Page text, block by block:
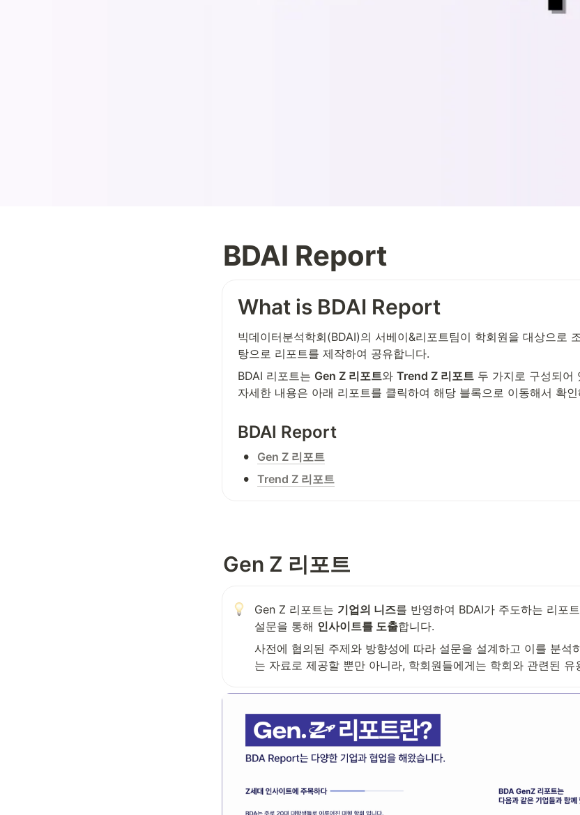
BDAI Report
What is BDAI Report
빅데이터분석학회(BDAI)의 서베이&리포트팀이 학회원을 대상으로
탕으로 리포트를 제작하여 공유합니다.
BDAI 리포트는 Gen Z 리포트와 Trend Z 리포트 두 가지로 구성되어
자세한 내용은 아래 리포트를 클릭하여 해당 블록으로 이동해서 확
BDAI Report
• Gen Z 리포트
• Trend Z 리포트
Gen Z 리포트
Gen Z 리포트는 기업의 니즈를 반영하여 BDAI가 주도하는 리포
설문을 통해 인사이트를 도출합니다.
사전에 협의된 주제와 방향성에 따라 설문을 설계하고 이를 분석
는 자료로 제공할 뿐만 아니라, 학회원들에게는 학회와 관련된 유